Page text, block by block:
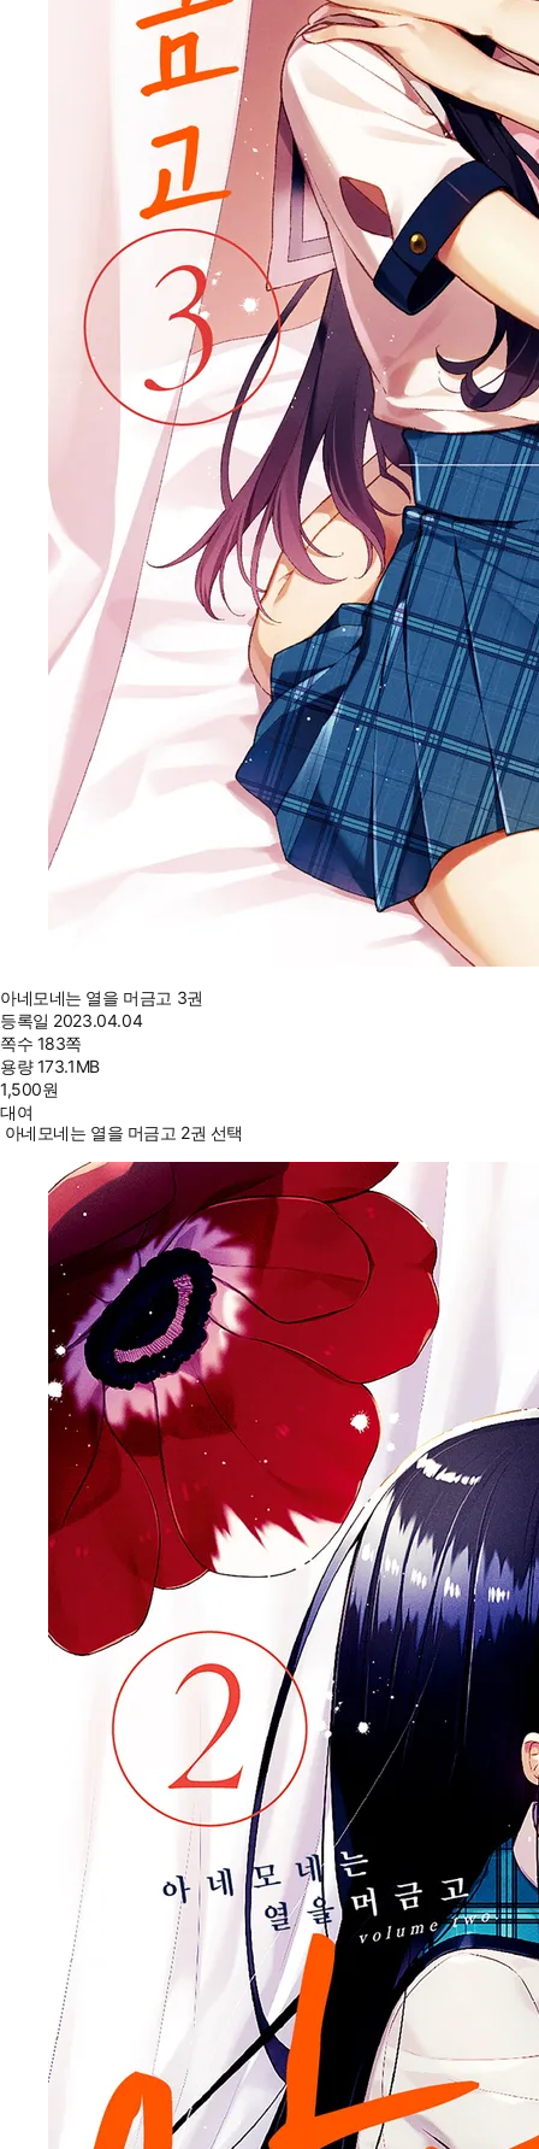
아네모네는 열을 머금고 3권
등록일 2023.04.04
쪽수 183쪽
용량173.1MB
1,500원
대여
아네모네는 열을 머금고 2권 선택